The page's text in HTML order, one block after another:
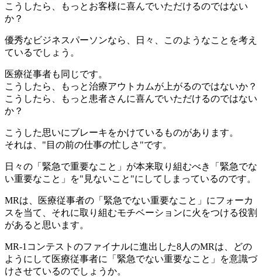
こうしたら、もっとお客様に喜んでいただけるのではない
か？
優秀なビジネスパーソンなら、日々、このようなことを考え
ているでしょう。
医療従事者も同じです。
こうしたら、もっと治療アウトカムが上がるのではないか？
こうしたら、もっと患者さんに喜んでいただけるのではない
か？
こうした思いにブレーキをかけているものがあります。
それは、"目の前の仕事の忙しさ"です。
日々の「緊急で重要なこと」が本来取り組むべき「緊急でな
い重要なこと」を"見ないこと"にしてしまっているのです。
MRは、医療従事者の「緊急でない重要なこと」にフォーカ
スを当て、それに取り組むモチベーションに火をつける役割
があると思います。
MR-1コンテストのファイナルに進出した8人のMRは、どの
ようにして医療従事者に「緊急でない重要なこと」を意識づ
けさせているのでしょうか。